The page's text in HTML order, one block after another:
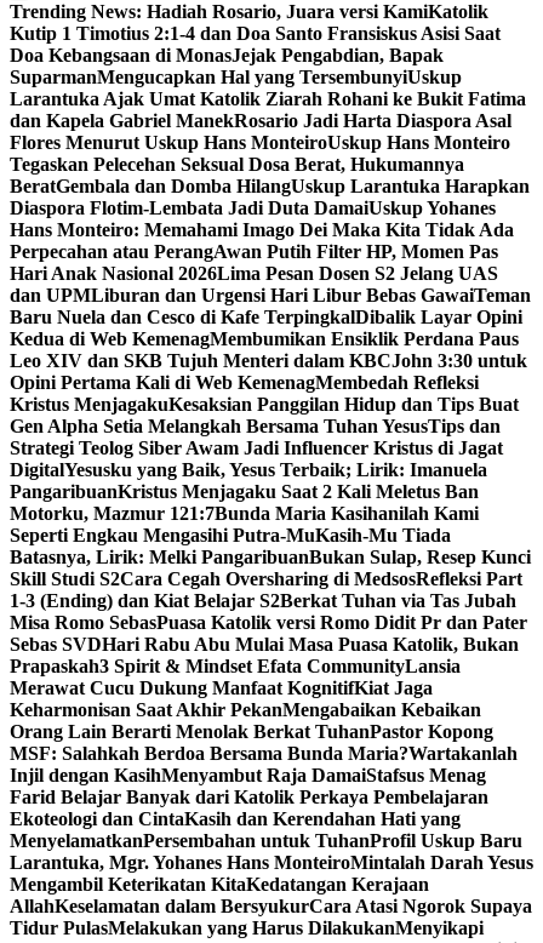
Trending News: Hadiah Rosario, Juara versi KamiKatolik
Kutip 1 Timotius 2:1-4 dan Doa Santo Fransiskus Asisi Saat
Doa Kebangsaan di MonasJejak Pengabdian, Bapak
SuparmanMengucapkan Hal yang TersembunyiUskup
Larantuka Ajak Umat Katolik Ziarah Rohani ke Bukit Fatima
dan Kapela Gabriel ManekRosario Jadi Harta Diaspora Asal
Flores Menurut Uskup Hans MonteiroUskup Hans Monteiro
Tegaskan Pelecehan Seksual Dosa Berat, Hukumannya
BeratGembala dan Domba HilangUskup Larantuka Harapkan
Diaspora Flotim-Lembata Jadi Duta DamaiUskup Yohanes
Hans Monteiro: Memahami Imago Dei Maka Kita Tidak Ada
Perpecahan atau PerangAwan Putih Filter HP, Momen Pas
Hari Anak Nasional 2026Lima Pesan Dosen S2 Jelang UAS
dan UPMLiburan dan Urgensi Hari Libur Bebas GawaiTeman
Baru Nuela dan Cesco di Kafe TerpingkalDibalik Layar Opini
Kedua di Web KemenagMembumikan Ensiklik Perdana Paus
Leo XIV dan SKB Tujuh Menteri dalam KBCJohn 3:30 untuk
Opini Pertama Kali di Web KemenagMembedah Refleksi
Kristus MenjagakuKesaksian Panggilan Hidup dan Tips Buat
Gen Alpha Setia Melangkah Bersama Tuhan YesusTips dan
Strategi Teolog Siber Awam Jadi Influencer Kristus di Jagat
DigitalYesusku yang Baik, Yesus Terbaik; Lirik: Imanuela
PangaribuanKristus Menjagaku Saat 2 Kali Meletus Ban
Motorku, Mazmur 121:7Bunda Maria Kasihanilah Kami
Seperti Engkau Mengasihi Putra-MuKasih-Mu Tiada
Batasnya, Lirik: Melki PangaribuanBukan Sulap, Resep Kunci
Skill Studi S2Cara Cegah Oversharing di MedsosRefleksi Part
1-3 (Ending) dan Kiat Belajar S2Berkat Tuhan via Tas Jubah
Misa Romo SebasPuasa Katolik versi Romo Didit Pr dan Pater
Sebas SVDHari Rabu Abu Mulai Masa Puasa Katolik, Bukan
Prapaskah3 Spirit & Mindset Efata CommunityLansia
Merawat Cucu Dukung Manfaat KognitifKiat Jaga
Keharmonisan Saat Akhir PekanMengabaikan Kebaikan
Orang Lain Berarti Menolak Berkat TuhanPastor Kopong
MSF: Salahkah Berdoa Bersama Bunda Maria?Wartakanlah
Injil dengan KasihMenyambut Raja DamaiStafsus Menag
Farid Belajar Banyak dari Katolik Perkaya Pembelajaran
Ekoteologi dan CintaKasih dan Kerendahan Hati yang
MenyelamatkanPersembahan untuk TuhanProfil Uskup Baru
Larantuka, Mgr. Yohanes Hans MonteiroMintalah Darah Yesus
Mengambil Keterikatan KitaKedatangan Kerajaan
AllahKeselamatan dalam BersyukurCara Atasi Ngorok Supaya
Tidur PulasMelakukan yang Harus DilakukanMenyikapi